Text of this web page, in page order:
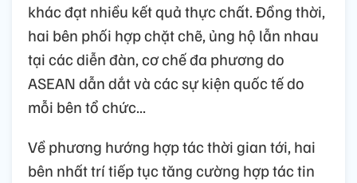
khác đạt nhiều kết quả thực chất. Đồng thời,
hai bên phối hợp chặt chẽ, ủng hộ lẫn nhau
tại các diễn đàn, cơ chế đa phương do
ASEAN dẫn dắt và các sự kiện quốc tế do
mỗi bên tổ chức...
Về phương hướng hợp tác thời gian tới, hai
bên nhất trí tiếp tục tăng cường hợp tác tin